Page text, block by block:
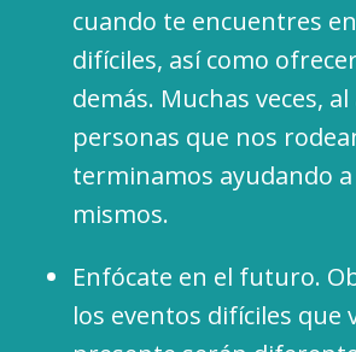
cuando te encuentres
difíciles, así como
demás. Muchas veces,
personas que nos
terminamos ayudando
mismos.
Enfócate en el futuro.
los eventos difíciles que